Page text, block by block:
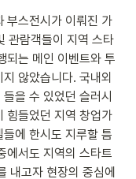
부스전시가 이뤄진 가
관람객들이 지역 스타
되는 메인 이벤트와 투
않았습니다. 국내외
을 수 있었던 슬러시
힘들었던 지역 창업가
에 한시도 지루할 틈
에서도 지역의 스타트
내고자 현장의 중심에